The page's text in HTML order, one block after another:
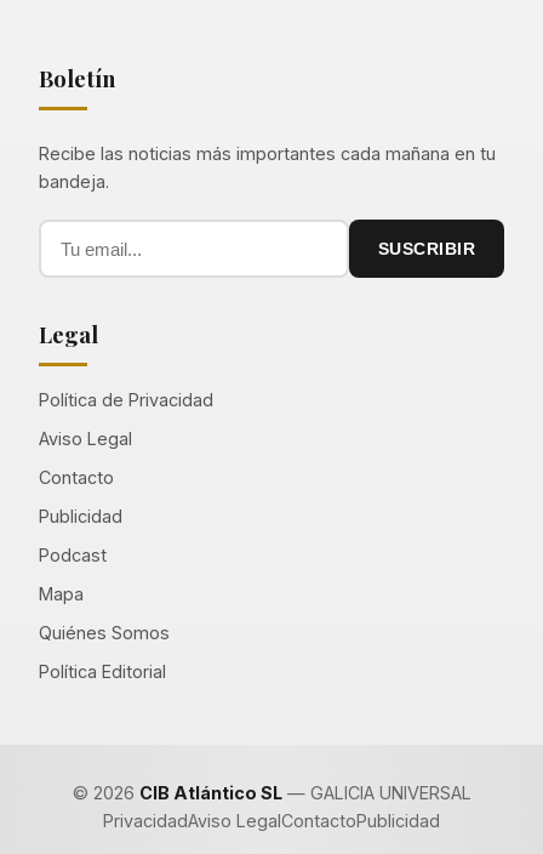
Boletín
Recibe las noticias más importantes cada mañana en tu
bandeja.
SUSCRIBIR
Legal
Política de Privacidad
Aviso Legal
Contacto
Publicidad
Podcast
Mapa
Quiénes Somos
Política Editorial
© 2026 CIB Atlántico SL— GALICIA UNIVERSAL
PrivacidadAviso LegalContactoPublicidad